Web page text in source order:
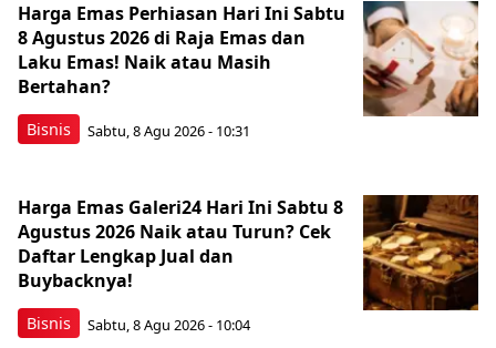
Bisnis
Harga Emas Perhiasan Hari Ini Sabtu
8 Agustus 2026 di Raja Emas dan
Laku Emas! Naik atau Masih
Bertahan?
Sabtu, 8 Agu 2026 - 10:31
Bisnis
Harga Emas Galeri24 Hari Ini Sabtu 8
Agustus 2026 Naik atau Turun? Cek
Daftar Lengkap Jual dan
Buybacknya!
Sabtu, 8 Agu 2026 - 10:04